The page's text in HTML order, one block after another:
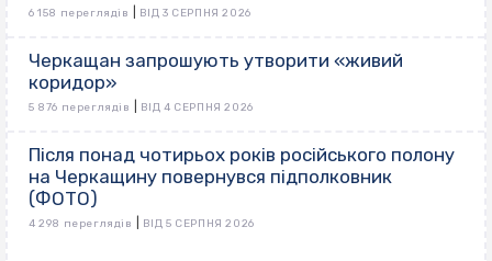
6 158 переглядів ВІД 3 СЕРПНЯ 2026
Черкащан запрошують утворити «живий
коридор»
5 876 переглядів ВІД 4 СЕРПНЯ 2026
Після понад чотирьох років російського полону
на Черкащину повернувся підполковник
(ФОТО)
4 298 переглядів ВІД 5 СЕРПНЯ 2026